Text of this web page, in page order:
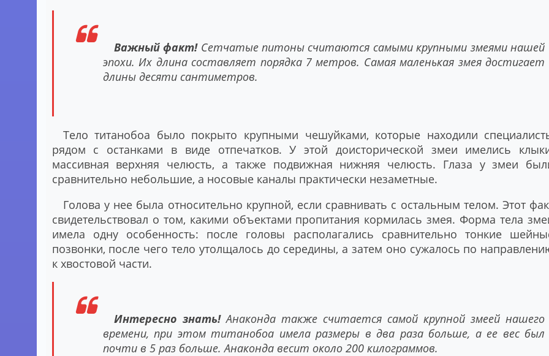
Важный факт!Сетчатые питоны считаются самыми крупными змеями нашей
эпохи. Их длина составляет порядка 7 метров. Самая маленькая змея достигает
длины десяти сантиметров.
Тело титанобоа было покрыто крупными чешуйками, которые находили
рядом с останками в виде отпечатков. У этой доисторической змеи имелись
массивная верхняя челюсть, а также подвижная нижняя челюсть. Глаза у змеи
сравнительно небольшие, а носовые каналы практически незаметные.
Голова у нее была относительно крупной, если сравнивать с остальным телом. Этот
свидетельствовал о том, какими объектами пропитания кормилась змея. Форма тела
имела одну особенность: после головы располагались сравнительно тонкие
позвонки, после чего тело утолщалось до середины, а затем оно сужалось по
к хвостовой части.
Интересно знать!Анаконда также считается самой крупной змеей нашего
времени, при этом титанобоа имела размеры в два раза больше, а ее вес был
почти в 5 раз больше. Анаконда весит около 200 килограммов.